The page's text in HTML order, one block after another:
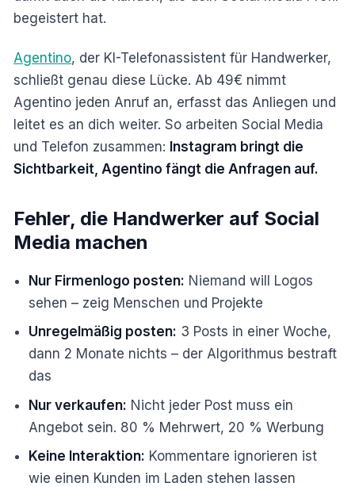
begeistert hat.
Agentino, der KI-Telefonassistent für Handwerker,
schließt genau diese Lücke. Ab 49€ nimmt
Agentino jeden Anruf an, erfasst das Anliegen und
leitet es an dich weiter. So arbeiten Social Media
und Telefon zusammen: Instagram bringt die
Sichtbarkeit, Agentino fängt die Anfragen auf.
Fehler, die Handwerker auf Social
Media machen
Nur Firmenlogo posten: Niemand will Logos
sehen – zeig Menschen und Projekte
Unregelmäßig posten: 3 Posts in einer Woche,
dann 2 Monate nichts – der Algorithmus bestraft
das
Nur verkaufen: Nicht jeder Post muss ein
Angebot sein. 80 % Mehrwert, 20 % Werbung
Keine Interaktion: Kommentare ignorieren ist
wie einen Kunden im Laden stehen lassen